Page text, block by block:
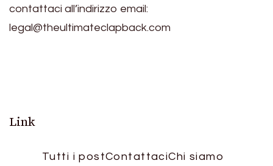
contattaci all’indirizzo email:
legal@theultimateclapback.com
Link
Tutti i postContattaciChi siamo